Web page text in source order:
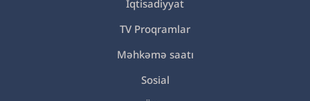
İqtisadiyyat
TV Proqramlar
Məhkəmə saatı
Sosial